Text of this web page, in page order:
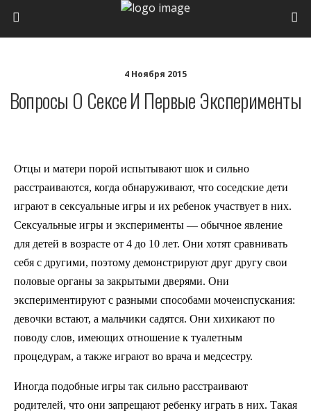
4 Ноября 2015
Вопросы О Сексе И Первые Эксперименты
Отцы и матери порой испытывают шок и сильно
расстраиваются, когда обнаруживают, что соседские дети
играют в сексуальные игры и их ребенок участвует в них.
Сексуальные игры и эксперименты — обычное явление
для детей в возрасте от 4 до 10 лет. Они хотят сравнивать
себя с другими, поэтому демонстрируют друг другу свои
половые органы за закрытыми дверями. Они
экспериментируют с разными способами мочеиспускания:
девочки встают, а мальчики садятся. Они хихикают по
поводу слов, имеющих отношение к туалетным
процедурам, а также играют во врача и медсестру.
Иногда подобные игры так сильно расстраивают
родителей, что они запрещают ребенку играть в них. Такая